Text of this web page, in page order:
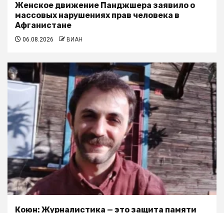
Женское движение Панджшера заявило о
массовых нарушениях прав человека в
Афганистане
06.08.2026 ВИАН
Коюн: Журналистика — это защита памяти